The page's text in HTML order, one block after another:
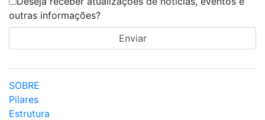
outras informações?
SOBRE
Pilares
Estrutura